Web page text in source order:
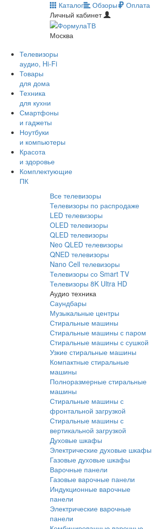
Каталог Обзоры Оплата
Личный кабинет
Москва
Телевизоры
аудио, Hi-Fi
Товары
для дома
Техника
для кухни
Смартфоны
и гаджеты
Ноутбуки
и компьютеры
Красота
и здоровье
Комплектующие
ПК
Все телевизоры
Телевизоры по распродаже
LED телевизоры
OLED телевизоры
QLED телевизоры
Neo QLED телевизоры
QNED телевизоры
Nano Cell телевизоры
Телевизоры со Smart TV
Телевизоры 8K Ultra HD
Аудио техника
Саундбары
Музыкальные центры
Стиральные машины
Стиральные машины с паром
Стиральные машины с сушкой
Узкие стиральные машины
Компактные стиральные
машины
Полноразмерные стиральные
машины
Стиральные машины с
фронтальной загрузкой
Стиральные машины с
вертикальной загрузкой
Духовые шкафы
Электрические духовые шкафы
Газовые духовые шкафы
Варочные панели
Газовые варочные панели
Индукционные варочные
панели
Электрические варочные
панели